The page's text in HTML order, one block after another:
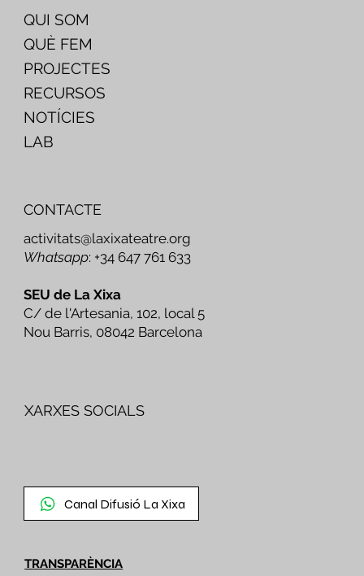
QUI SOM
QUÈ FEM
PROJECTES
RECURSOS
NOTÍCIES
LAB
CONTACTE
activitats@laxixateatre.org
Whatsapp: +34 647 761 633
SEU de La Xixa
C/ de l'Artesania, 102, local 5
Nou Barris, 08042 Barcelona
XARXES SOCIALS
Canal Difusió La Xixa
TRANSPARÈNCIA